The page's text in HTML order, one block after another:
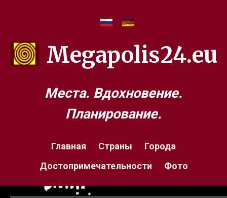
Megapolis24.eu
Места. Вдохновение.
Планирование.
Главная Страны
Города
Достопримечательности
Фото